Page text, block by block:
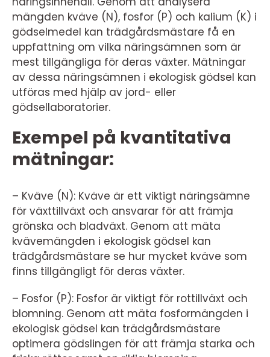
mängden kväve (N), fosfor (P) och kalium (K) i
gödselmedel kan trädgårdsmästare få en
uppfattning om vilka näringsämnen som är
mest tillgängliga för deras växter. Mätningar
av dessa näringsämnen i ekologisk gödsel kan
utföras med hjälp av jord- eller
gödsellaboratorier.
Exempel på kvantitativa
mätningar:
– Kväve (N): Kväve är ett viktigt näringsämne
för växttillväxt och ansvarar för att främja
grönska och bladväxt. Genom att mäta
kvävemängden i ekologisk gödsel kan
trädgårdsmästare se hur mycket kväve som
finns tillgängligt för deras växter.
– Fosfor (P): Fosfor är viktigt för rottillväxt och
blomning. Genom att mäta fosformängden i
ekologisk gödsel kan trädgårdsmästare
optimera gödslingen för att främja starka och